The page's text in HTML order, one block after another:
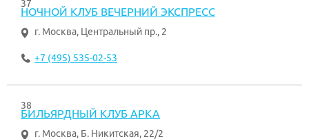
37
НОЧНОЙ КЛУБ ВЕЧЕРНИЙ ЭКСПРЕСС
г. Москва, Центральный пр., 2
+7 (495) 535-02-53
38
БИЛЬЯРДНЫЙ КЛУБ АРКА
г. Москва, Б. Никитская, 22/2